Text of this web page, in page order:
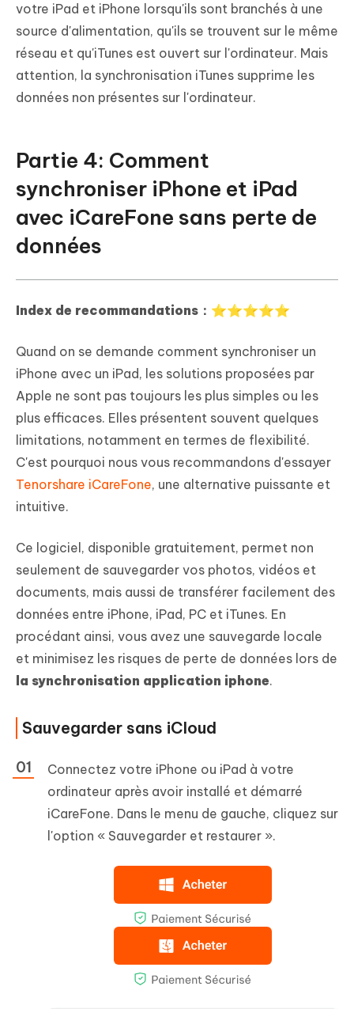
votre iPad et iPhone lorsqu'ils sont branchés à une
source d'alimentation, qu'ils se trouvent sur le même
réseau et qu'iTunes est ouvert sur l'ordinateur. Mais
attention, la synchronisation iTunes supprime les
données non présentes sur l'ordinateur.
Partie 4: Comment
synchroniser iPhone et iPad
avec iCareFone sans perte de
données
Index de recommandations：⭐⭐⭐⭐⭐
Quand on se demande comment synchroniser un
iPhone avec un iPad, les solutions proposées par
Apple ne sont pas toujours les plus simples ou les
plus efficaces. Elles présentent souvent quelques
limitations, notamment en termes de flexibilité.
C'est pourquoi nous vous recommandons d'essayer
Tenorshare iCareFone, une alternative puissante et
intuitive.
Ce logiciel, disponible gratuitement, permet non
seulement de sauvegarder vos photos, vidéos et
documents, mais aussi de transférer facilement des
données entre iPhone, iPad, PC et iTunes. En
procédant ainsi, vous avez une sauvegarde locale
et minimisez les risques de perte de données lors de
la synchronisation application iphone.
Sauvegarder sans iCloud
Connectez votre iPhone ou iPad à votre
ordinateur après avoir installé et démarré
iCareFone. Dans le menu de gauche, cliquez sur
l'option « Sauvegarder et restaurer ».